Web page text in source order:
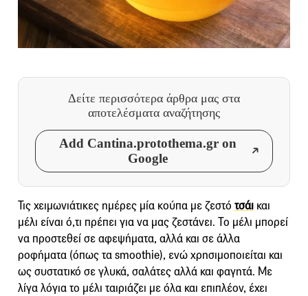
Δείτε περισσότερα άρθρα μας στα
αποτελέσματα αναζήτησης
Add Cantina.protothema.gr on
Google
Τις χειμωνιάτικες ημέρες μία κούπα με ζεστό τσάι και
μέλι είναι ό,τι πρέπει για να μας ζεστάνει. Το μέλι μπορεί
να προστεθεί σε αφεψήματα, αλλά και σε άλλα
ροφήματα (όπως τα smoothie), ενώ χρησιμοποιείται και
ως συστατικό σε γλυκά, σαλάτες αλλά και φαγητά. Με
λίγα λόγια το μέλι ταιριάζει με όλα και επιπλέον, έχει